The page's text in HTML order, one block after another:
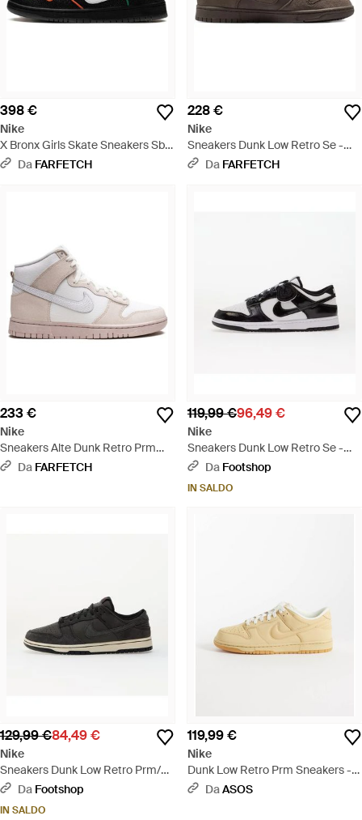
398 €
Nike
X Bronx Girls Skate Sneakers Sb
Dunk Low - Nero
Da FARFETCH
228 €
Nike
Sneakers Dunk Low Retro Se -
Marrone
Da FARFETCH
233 €
Nike
Sneakers Alte Dunk Retro Prm
Cracked Leather Swoosh - Bianco
Da FARFETCH
119,99 €96,49 €
Nike
Sneakers Dunk Low Retro Se -
NeroDa Footshop
IN SALDO
129,99 €84,49 €
Nike
Sneakers Dunk Low Retro Prm/
Off Noir-Medium Ash-Coconut
Da Footshop
IN SALDO
119,99 €
Nike
Dunk Low Retro Prm Sneakers -
Neutro
DaASOS